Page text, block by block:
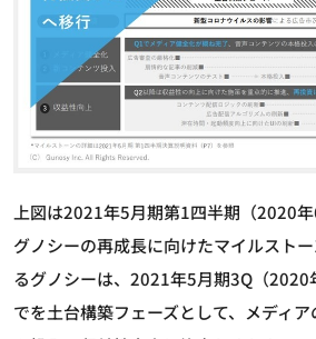
上図は2021年5月期第1四半期（2020
グノシーの再成長に向けたマイルスト
るグノシーは、2021年5月期3Q（
でを土台構築フェーズとして、メディ